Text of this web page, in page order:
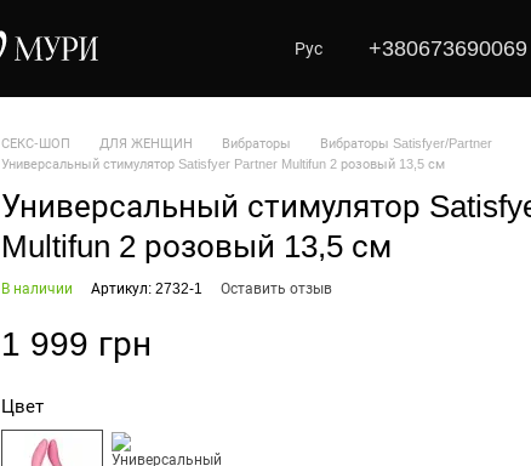
Рус +380673690069
СЕКС-ШОП ДЛЯ ЖЕНЩИН Вибраторы
Вибраторы Satisfyer/Partner
Универсальный стимулятор Satisfyer Partner Multifun 2 розовый 13,5 см
Универсальный стимулятор
Multifun 2 розовый 13,5 см
В наличии Артикул: 2732-1 Оставить отзыв
1 999 грн
Цвет